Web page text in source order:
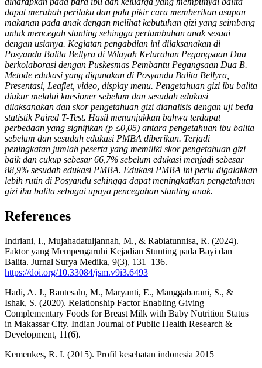
dapat merubah perilaku dan pola pikir cara memberikan asupan
makanan pada anak dengan melihat kebutuhan gizi yang seimbang
untuk mencegah stunting sehingga pertumbuhan anak sesuai
dengan usianya. Kegiatan pengabdian ini dilaksanakan di
Posyandu Balita Bellyra di Wilayah Kelurahan Pegangsaan Dua
berkolaborasi dengan Puskesmas Pembantu Pegangsaan Dua B.
Metode edukasi yang digunakan di Posyandu Balita Bellyra,
Presentasi, Leaflet, video, display menu. Pengetahuan gizi ibu balita
diukur melalui kuesioner sebelum dan sesudah edukasi
dilaksanakan dan skor pengetahuan gizi dianalisis dengan uji beda
statistik Paired T-Test. Hasil menunjukkan bahwa terdapat
perbedaan yang signifikan (p ≤0,05) antara pengetahuan ibu balita
sebelum dan sesudah edukasi PMBA diberikan. Terjadi
peningkatan jumlah peserta yang memiliki skor pengetahuan gizi
baik dan cukup sebesar 66,7% sebelum edukasi menjadi sebesar
88,9% sesudah edukasi PMBA. Edukasi PMBA ini perlu digalakkan
lebih rutin di Posyandu sehingga dapat meningkatkan pengetahuan
gizi ibu balita sebagai upaya pencegahan stunting anak.
References
Indriani, I., Mujahadatuljannah, M., & Rabiatunnisa, R. (2024).
Faktor yang Mempengaruhi Kejadian Stunting pada Bayi dan
Balita. Jurnal Surya Medika, 9(3), 131–136.
https://doi.org/10.33084/jsm.v9i3.6493
Hadi, A. J., Rantesalu, M., Maryanti, E., Manggabarani, S., &
Ishak, S. (2020). Relationship Factor Enabling Giving
Complementary Foods for Breast Milk with Baby Nutrition Status
in Makassar City. Indian Journal of Public Health Research &
Development, 11(6).
Kemenkes, R. I. (2015). Profil kesehatan indonesia 2015